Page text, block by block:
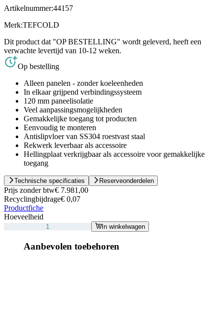
Artikelnummer:44157
Merk:TEFCOLD
Dit product dat "OP BESTELLING" wordt geleverd, heeft een
verwachte levertijd van 10-12 weken.
Op bestelling
Alleen panelen - zonder koeleenheden
In elkaar grijpend verbindingssysteem
120 mm paneelisolatie
Veel aanpassingsmogelijkheden
Gemakkelijke toegang tot producten
Eenvoudig te monteren
Antislipvloer van SS304 roestvast staal
Rekwerk leverbaar als accessoire
Hellingplaat verkrijgbaar als accessoire voor gemakkelijke
toegang
Technische specificaties Reserveonderdelen
Prijs zonder btw€ 7.981,00
Recyclingbijdrage€ 0,07
Productfiche
Hoeveelheid
In winkelwagen
Aanbevolen toebehoren